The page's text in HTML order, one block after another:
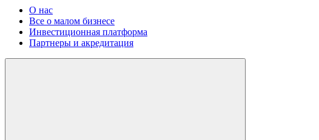
О нас
Все о малом бизнесе
Инвестиционная платформа
Партнеры и акредитация